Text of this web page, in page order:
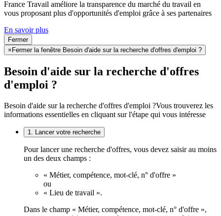
France Travail améliore la transparence du marché du travail en
vous proposant plus d'opportunités d'emploi grâce à ses partenaires
En savoir plus
Fermer
× Fermer la fenêtre Besoin d'aide sur la recherche d'offres d'emploi ?
Besoin d'aide sur la recherche d'offres
d'emploi ?
Besoin d'aide sur la recherche d'offres d'emploi ?Vous trouverez les
informations essentielles en cliquant sur l'étape qui vous intéresse
1. Lancer votre recherche
Pour lancer une recherche d'offres, vous devez saisir au moins
un des deux champs :
« Métier, compétence, mot-clé, n° d'offre »
ou
« Lieu de travail ».
Dans le champ « Métier, compétence, mot-clé, n° d'offre »,